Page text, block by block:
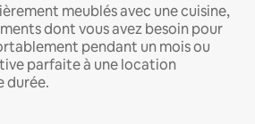
meublés avec une cuisine,
dont vous avez besoin pour
pendant un mois ou
parfaite à une location
durée.